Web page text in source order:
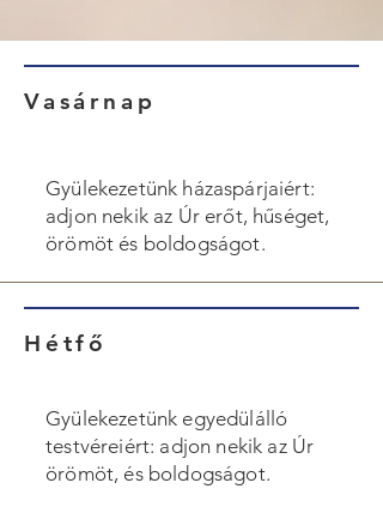
Vasárnap
Gyülekezetünk házaspárjaiért:
adjon nekik az Úr erőt, hűséget,
örömöt és boldogságot.
Hétfő
Gyülekezetünk egyedülálló
testvéreiért: adjon nekik az Úr
örömöt, és boldogságot.